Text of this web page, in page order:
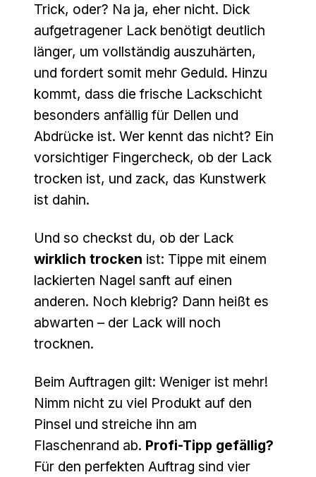
Trick, oder? Na ja, eher nicht. Dick
aufgetragener Lack benötigt deutlich
länger, um vollständig auszuhärten,
und fordert somit mehr Geduld. Hinzu
kommt, dass die frische Lackschicht
besonders anfällig für Dellen und
Abdrücke ist. Wer kennt das nicht? Ein
vorsichtiger Fingercheck, ob der Lack
trocken ist, und zack, das Kunstwerk
ist dahin.
Und so checkst du, ob der Lack
wirklich trocken ist: Tippe mit einem
lackierten Nagel sanft auf einen
anderen. Noch klebrig? Dann heißt es
abwarten – der Lack will noch
trocknen.
Beim Auftragen gilt: Weniger ist mehr!
Nimm nicht zu viel Produkt auf den
Pinsel und streiche ihn am
Flaschenrand ab. Profi-Tipp gefällig?
Für den perfekten Auftrag sind vier